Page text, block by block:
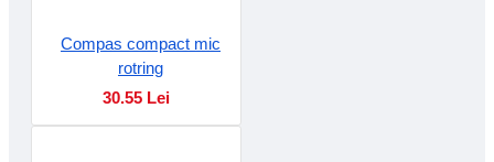
Compas compact mic
rotring
30.55 Lei